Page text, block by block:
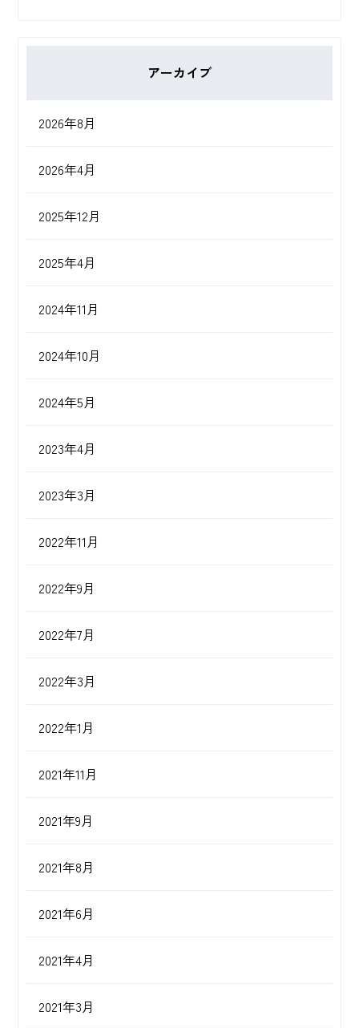
アーカイブ
2026年8月
2026年4月
2025年12月
2025年4月
2024年11月
2024年10月
2024年5月
2023年4月
2023年3月
2022年11月
2022年9月
2022年7月
2022年3月
2022年1月
2021年11月
2021年9月
2021年8月
2021年6月
2021年4月
2021年3月